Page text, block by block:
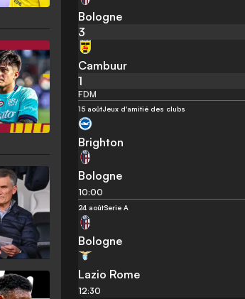
Bologne
3
Cambuur
1
FDM
15 aoûtJeux d'amitié des clubs
Brighton
Bologne
10:00
24 aoûtSerie A
Bologne
Lazio Rome
12:30